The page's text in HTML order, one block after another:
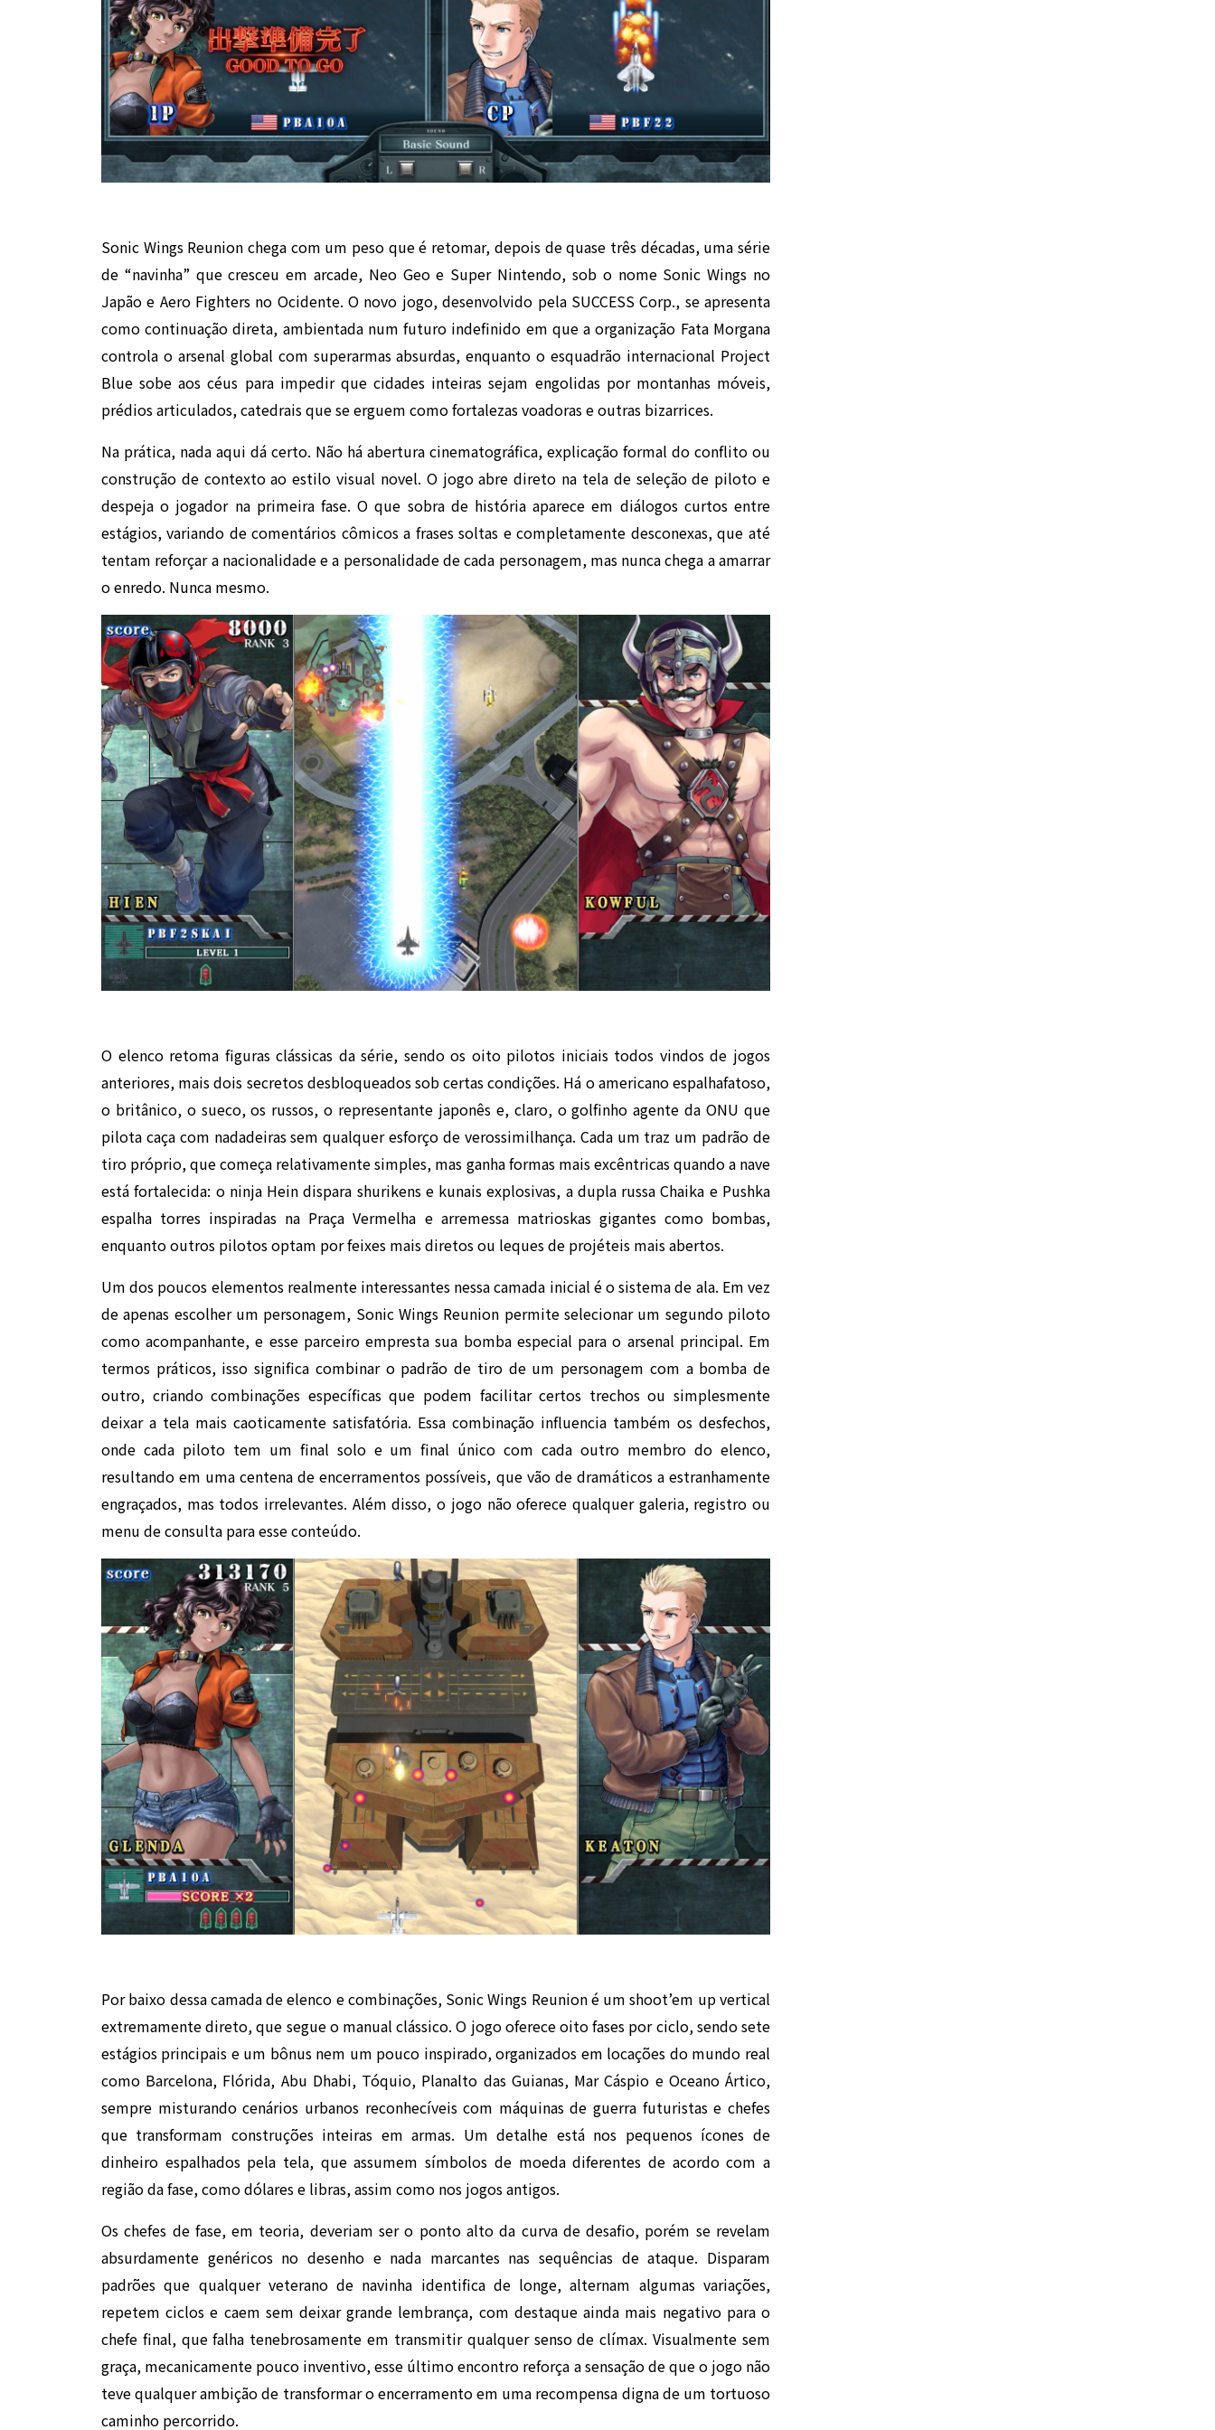
Sonic Wings Reunion chega com um peso que é retomar, depois de quase três décadas, uma série
de “navinha” que cresceu em arcade, Neo Geo e Super Nintendo, sob o nome Sonic Wings no
Japão e Aero Fighters no Ocidente. O novo jogo, desenvolvido pela SUCCESS Corp., se apresenta
como continuação direta, ambientada num futuro indefinido em que a organização Fata Morgana
controla o arsenal global com superarmas absurdas, enquanto o esquadrão internacional Project
Blue sobe aos céus para impedir que cidades inteiras sejam engolidas por montanhas móveis,
prédios articulados, catedrais que se erguem como fortalezas voadoras e outras bizarrices.
Na prática, nada aqui dá certo. Não há abertura cinematográfica, explicação formal do conflito ou
construção de contexto ao estilo visual novel. O jogo abre direto na tela de seleção de piloto e
despeja o jogador na primeira fase. O que sobra de história aparece em diálogos curtos entre
estágios, variando de comentários cômicos a frases soltas e completamente desconexas, que até
tentam reforçar a nacionalidade e a personalidade de cada personagem, mas nunca chega a amarrar
o enredo. Nunca mesmo.
O elenco retoma figuras clássicas da série, sendo os oito pilotos iniciais todos vindos de jogos
anteriores, mais dois secretos desbloqueados sob certas condições. Há o americano espalhafatoso,
o britânico, o sueco, os russos, o representante japonês e, claro, o golfinho agente da ONU que
pilota caça com nadadeiras sem qualquer esforço de verossimilhança. Cada um traz um padrão de
tiro próprio, que começa relativamente simples, mas ganha formas mais excêntricas quando a nave
está fortalecida: o ninja Hein dispara shurikens e kunais explosivas, a dupla russa Chaika e Pushka
espalha torres inspiradas na Praça Vermelha e arremessa matrioskas gigantes como bombas,
enquanto outros pilotos optam por feixes mais diretos ou leques de projéteis mais abertos.
Um dos poucos elementos realmente interessantes nessa camada inicial é o sistema de ala. Em vez
de apenas escolher um personagem, Sonic Wings Reunion permite selecionar um segundo piloto
como acompanhante, e esse parceiro empresta sua bomba especial para o arsenal principal. Em
termos práticos, isso significa combinar o padrão de tiro de um personagem com a bomba de
outro, criando combinações específicas que podem facilitar certos trechos ou simplesmente
deixar a tela mais caoticamente satisfatória. Essa combinação influencia também os desfechos,
onde cada piloto tem um final solo e um final único com cada outro membro do elenco,
resultando em uma centena de encerramentos possíveis, que vão de dramáticos a estranhamente
engraçados, mas todos irrelevantes. Além disso, o jogo não oferece qualquer galeria, registro ou
menu de consulta para esse conteúdo.
Por baixo dessa camada de elenco e combinações, Sonic Wings Reunion é um shoot’em up vertical
extremamente direto, que segue o manual clássico. O jogo oferece oito fases por ciclo, sendo sete
estágios principais e um bônus nem um pouco inspirado, organizados em locações do mundo real
como Barcelona, Flórida, Abu Dhabi, Tóquio, Planalto das Guianas, Mar Cáspio e Oceano Ártico,
sempre misturando cenários urbanos reconhecíveis com máquinas de guerra futuristas e chefes
que transformam construções inteiras em armas. Um detalhe está nos pequenos ícones de
dinheiro espalhados pela tela, que assumem símbolos de moeda diferentes de acordo com a
região da fase, como dólares e libras, assim como nos jogos antigos.
Os chefes de fase, em teoria, deveriam ser o ponto alto da curva de desafio, porém se revelam
absurdamente genéricos no desenho e nada marcantes nas sequências de ataque. Disparam
padrões que qualquer veterano de navinha identifica de longe, alternam algumas variações,
repetem ciclos e caem sem deixar grande lembrança, com destaque ainda mais negativo para o
chefe final, que falha tenebrosamente em transmitir qualquer senso de clímax. Visualmente sem
graça, mecanicamente pouco inventivo, esse último encontro reforça a sensação de que o jogo não
teve qualquer ambição de transformar o encerramento em uma recompensa digna de um tortuoso
caminho percorrido.